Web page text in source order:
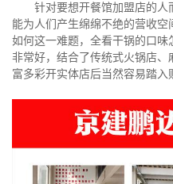
针对要想开餐馆加盟店的
能为人们产生绵绵不绝的营收
如何这一难题，全看干锅的口
非常好，结合了传统式火锅店
富多彩开实体店后当然容易踏入